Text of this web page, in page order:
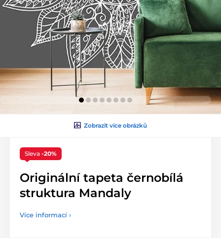
Zobrazit více obrázků
Sleva -20%
Originální tapeta černobílá
struktura Mandaly
Více informací ›